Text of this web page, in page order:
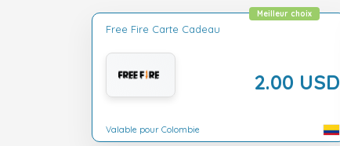
Free Fire Carte Cadeau
2.00 USD
Meilleur choix
Valable pour Colombie